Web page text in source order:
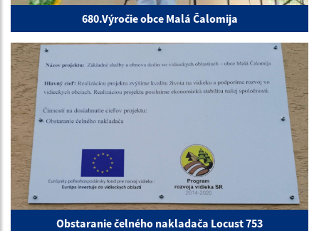
680.Výročie obce Malá Čalomija
Obstaranie čelného nakladača Locust 753